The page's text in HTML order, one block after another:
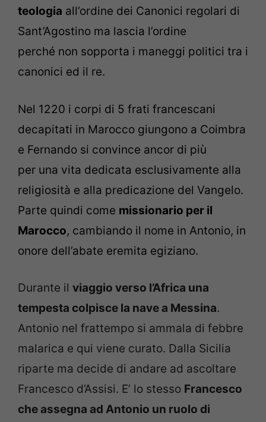
teologia all’ordine dei Canonici regolari di
Sant’Agostino ma lascia l’ordine
perché non sopporta i maneggi politici tra i
canonici ed il re.
Nel 1220 i corpi di 5 frati francescani
decapitati in Marocco giungono a Coimbra
e Fernando si convince ancor di più
per una vita dedicata esclusivamente alla
religiosità e alla predicazione del Vangelo.
Parte quindi come missionario per il
Marocco, cambiando il nome in Antonio, in
onore dell’abate eremita egiziano.
Durante il viaggio verso l’Africa una
tempesta colpisce la nave a Messina.
Antonio nel frattempo si ammala di febbre
malarica e qui viene curato. Dalla Sicilia
riparte ma decide di andare ad ascoltare
Francesco d’Assisi. E’ lo stesso Francesco
che assegna ad Antonio un ruolo di